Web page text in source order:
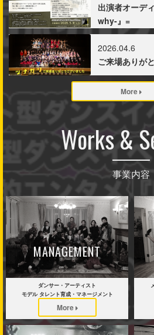
出演者オーデ
why-』=
2026.04.6
ご来場ありが
More
Works &
事業内容
MANAGEMENT
ダンサー・アーティスト
モデル タレント育成・マネージメント
More